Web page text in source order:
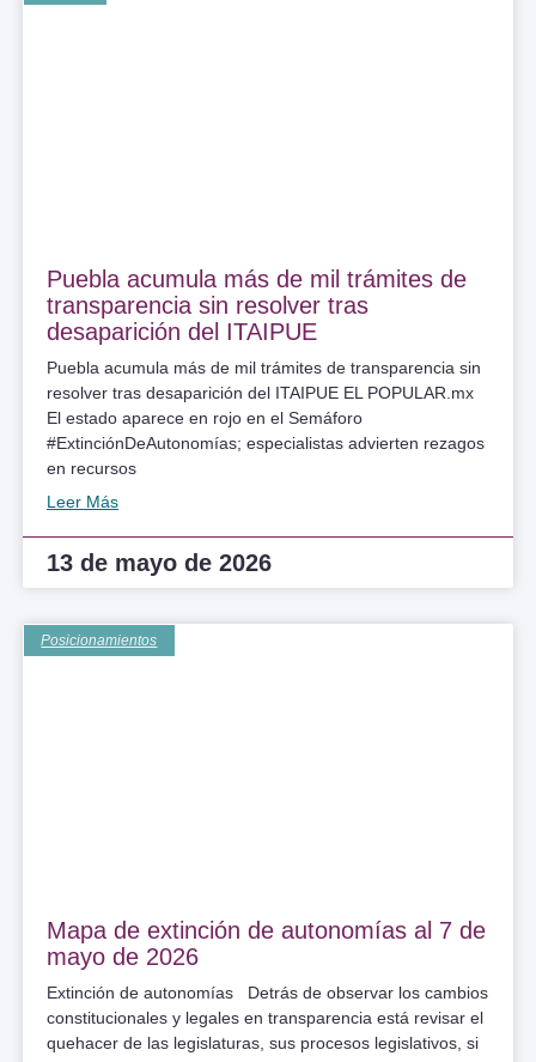
Puebla acumula más de mil trámites de
transparencia sin resolver tras
desaparición del ITAIPUE
Puebla acumula más de mil trámites de transparencia sin
resolver tras desaparición del ITAIPUE EL POPULAR.mx
El estado aparece en rojo en el Semáforo
#ExtinciónDeAutonomías; especialistas advierten rezagos
en recursos
Leer Más
13 de mayo de 2026
Posicionamientos
Mapa de extinción de autonomías al 7 de
mayo de 2026
Extinción de autonomías Detrás de observar los cambios
constitucionales y legales en transparencia está revisar el
quehacer de las legislaturas, sus procesos legislativos, si